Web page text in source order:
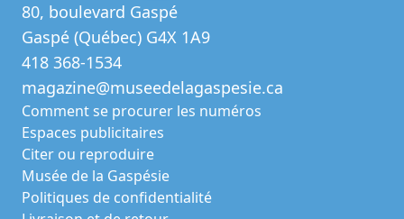
80, boulevard Gaspé
Gaspé (Québec) G4X 1A9
418 368-1534
magazine@museedelagaspesie.ca
Comment se procurer les numéros
Espaces publicitaires
Citer ou reproduire
Musée de la Gaspésie
Politiques de confidentialité